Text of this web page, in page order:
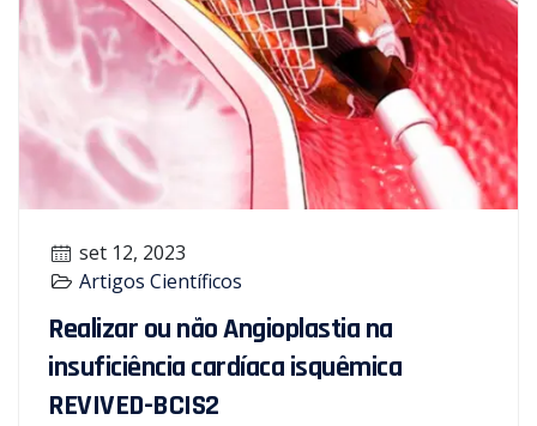
set 12, 2023
Artigos Científicos
Realizar ou não Angioplastia na
insuficiência cardíaca isquêmica
REVIVED-BCIS2